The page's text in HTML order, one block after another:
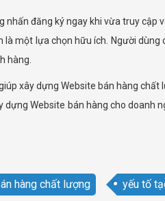
đăng ký ngay khi vừa truy cập
một lựa chọn hữu ích. Người
hàng.
xây dựng Website bán hàng
Website bán hàng cho doanh
hàng chất lượng yếu tố